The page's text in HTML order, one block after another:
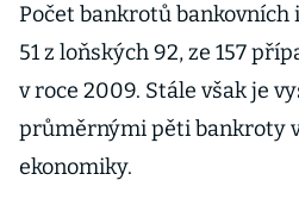
Počet bankrotů
51 z loňských 92, ze 157
v roce 2009. Stále však je
průměrnými pěti bankroty
ekonomiky.